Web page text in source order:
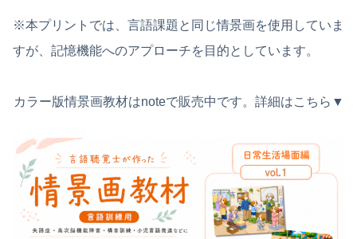
※本プリントでは、言語課題と同じ情景画を使用していま
すが、記憶機能へのアプローチを目的としています。
カラー版情景画教材はnoteで販売中です。詳細はこちら▼